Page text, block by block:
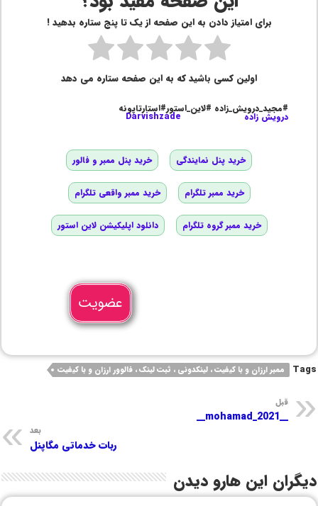
برای امتیاز دادن به این صفحه از یک تا پنج ستاره بدهید !
اولین کسی باشید که به این صفحه ستاره می دهد
#مجید_درویش_زاده #لاین_استور#استارتاپونه
درویش زاده Darvishzade
خرید پنل نمایندگی خرید پنل ممبر و فالور
خرید ممبر تلگرام خرید ممبر واقعی تلگرام
خرید ممبر گروه تلگرام دانلود اپلیکیشن لاین استور
عضویت
Tags ممبر ارزان و با کیفیت ، لینکدونی ، ثبت لینک ، فالوور ارزان و با کیفیت
قبل
__mohamad_2021__
بعد
ربات خدماتی مگاپنل
دیگران این هارو دیدن